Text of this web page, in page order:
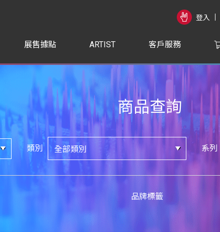
登入
展售據點 ARTIST 客戶服務
商品查詢
類別 系列
品牌標籤